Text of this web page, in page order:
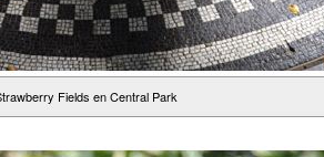
Fields en Central Park